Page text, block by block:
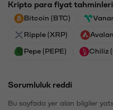
Kripto para fiyat tahminleri
Bitcoin (BTC)
Ripple (XRP)
Pepe (PEPE) Chiliz
Sorumluluk reddi
Bu sayfada yer alan bilgiler